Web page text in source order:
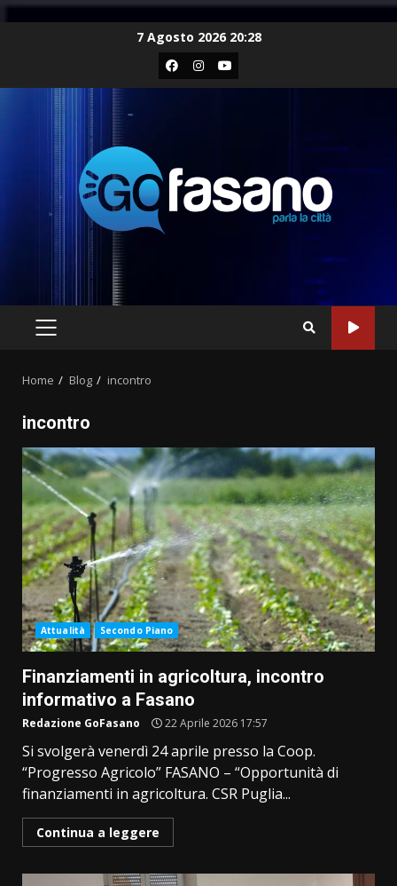
7 Agosto 2026 20:28
Facebook
Instagram
Youtube
PRIMARY
Home Blog incontro
incontro
Attualità Secondo Piano
Finanziamenti in agricoltura, incontro
informativo a Fasano
Redazione GoFasano 22 Aprile 2026 17:57
Si svolgerà venerdì 24 aprile presso la Coop.
“Progresso Agricolo” FASANO – “Opportunità di
finanziamenti in agricoltura. CSR Puglia...
Continua a leggere